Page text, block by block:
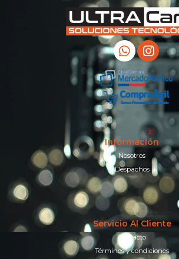
Información
Nosotros
Despachos
Servicio Al Cliente
Contacto
Términos y condiciones